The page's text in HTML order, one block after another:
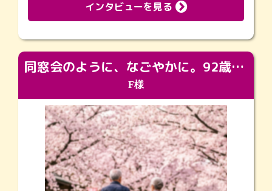
インタビューを見る
同窓会のように、なごやかに。92歳の旅立ちを彩った、再会と感謝の場
F様